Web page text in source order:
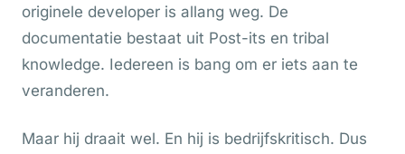
originele developer is allang weg. De
documentatie bestaat uit Post-its en tribal
knowledge. Iedereen is bang om er iets aan te
veranderen.
Maar hij draait wel. En hij is bedrijfskritisch. Dus